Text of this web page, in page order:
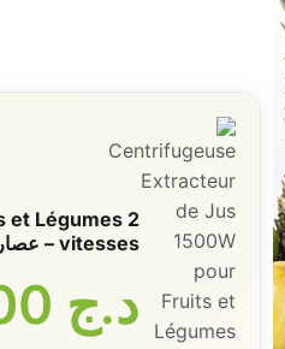
et Légumes 2
vitesses – عصارة كهربائية
د.ج